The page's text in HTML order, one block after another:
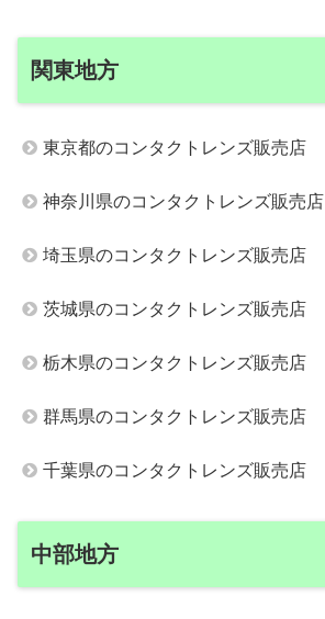
関東地方
東京都のコンタクトレンズ販売店
神奈川県のコンタクトレンズ販売店
埼玉県のコンタクトレンズ販売店
茨城県のコンタクトレンズ販売店
栃木県のコンタクトレンズ販売店
群馬県のコンタクトレンズ販売店
千葉県のコンタクトレンズ販売店
中部地方